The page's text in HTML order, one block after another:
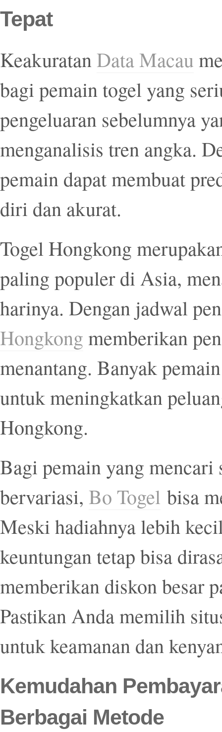
Tepat
KeakuratanData Macau
bagi pemain togel yang
pengeluaran sebelumnya
menganalisis tren angka.
pemain dapat membuat
diri dan akurat.
Togel Hongkong
paling populer di Asia,
harinya. Dengan jadwal
Hongkong memberikan
menantang. Banyak
untuk meningkatkan
Hongkong.
Bagi pemain yang mencari
bervariasi, Bo Togel bisa
Meski hadiahnya lebih
keuntungan tetap bisa
memberikan diskon besar
Pastikan Anda memilih
untuk keamanan dan
Kemudahan
Berbagai Metode